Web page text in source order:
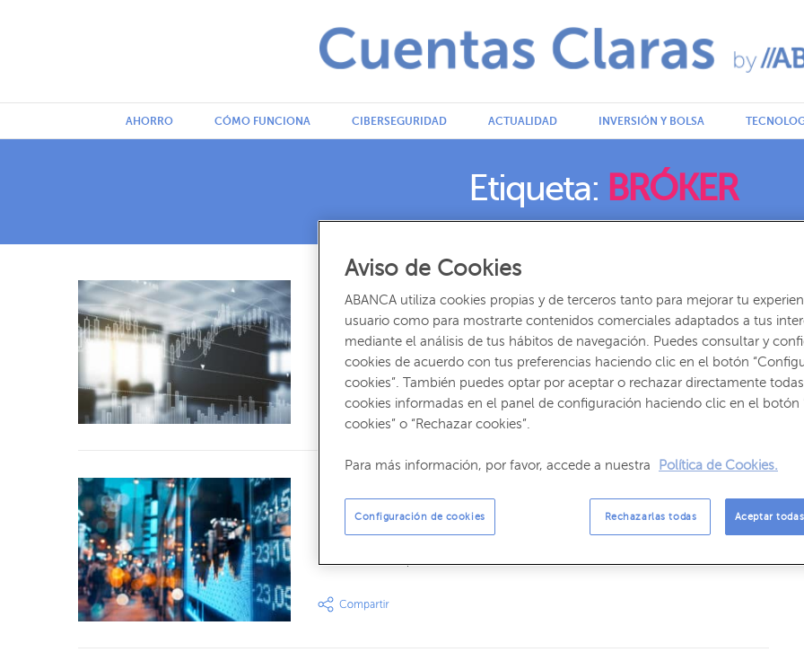
AHORRO CÓMO FUNCIONA CIBERSEGURIDAD ACTUALIDAD INVERSIÓN Y BOLSA
Etiqueta: BRÓKER
Guía para invertir en bolsa
Si las rentabilidades de los depósitos a plazo fijo no te resultan lo suficientemente
atractivas o no quieres contratar …
¿Qué es el mercado secundario?
Aviso de Cookies
ABANCA utiliza cookies propias y de terceros tanto para mejorar tu
usuario como para mostrarte contenidos comerciales adaptados a tus
mediante el análisis de tus hábitos de navegación. Puedes consultar y
cookies de acuerdo con tus preferencias haciendo clic en el botón
cookies”. También puedes optar por aceptar o rechazar directamente
cookies informadas en el panel de configuración haciendo clic en el botón
cookies” o “Rechazar cookies”.
Para más información, por favor, accede a nuestra Política de Cookies.
Configuración de cookies Rechazarlas todas Aceptar